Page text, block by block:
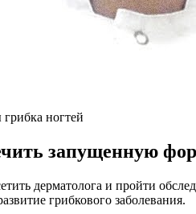
ногтей
запущенную
дерматолога и пройти
грибкового заболевания.